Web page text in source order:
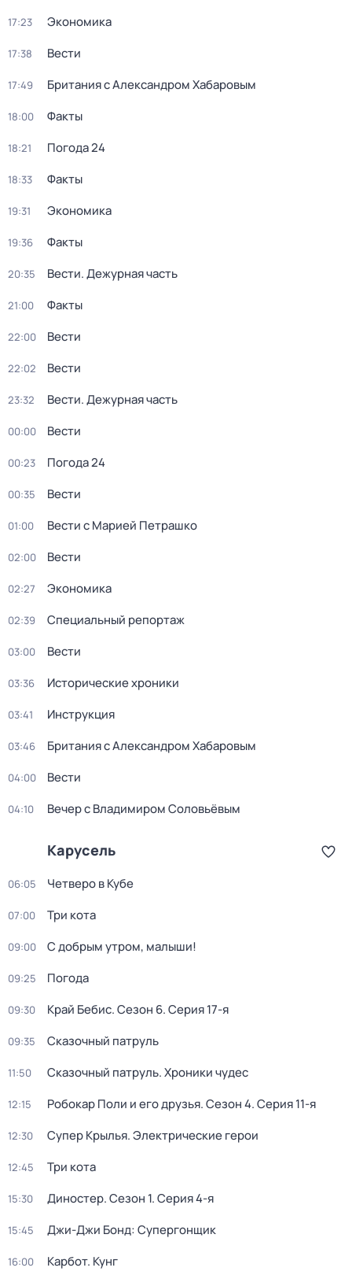
17:23 Экономика
17:38 Вести
17:49 Британия с Александром Хабаровым
18:00 Факты
18:21 Погода 24
18:33 Факты
19:31 Экономика
19:36 Факты
20:35 Вести. Дежурная часть
21:00 Факты
22:00 Вести
22:02 Вести
23:32 Вести. Дежурная часть
00:00 Вести
00:23 Погода 24
00:35 Вести
01:00 Вести с Марией Петрашко
02:00 Вести
02:27 Экономика
02:39 Специальный репортаж
03:00 Вести
03:36 Исторические хроники
03:41 Инструкция
03:46 Британия с Александром Хабаровым
04:00 Вести
04:10 Вечер с Владимиром Соловьёвым
Карусель
06:05 Четверо в Кубе
07:00 Три кота
09:00 С добрым утром, малыши!
09:25 Погода
09:30 Край Бебис. Сезон 6. Серия 17-я
09:35 Сказочный патруль
11:50 Сказочный патруль. Хроники чудес
12:15 Робокар Поли и его друзья. Сезон 4. Серия 11-я
12:30 Супер Крылья. Электрические герои
12:45 Три кота
15:30 Диностер. Сезон 1. Серия 4-я
15:45 Джи-Джи Бонд: Супергонщик
16:00 Карбот. Кунг